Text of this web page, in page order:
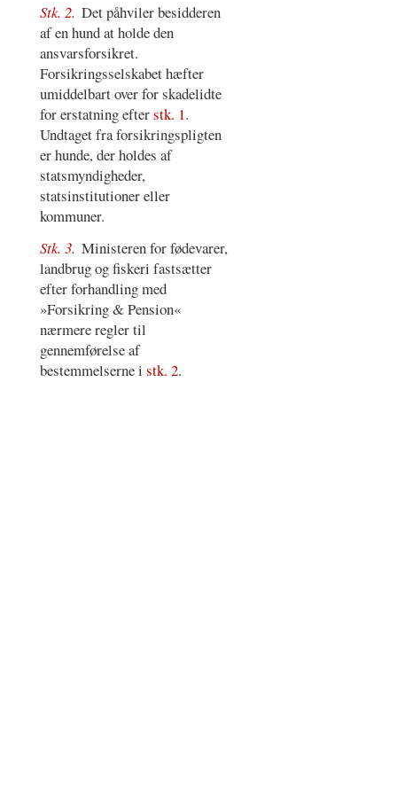
Stk. 2. Det påhviler besidderen
af en hund at holde den
ansvarsforsikret.
Forsikringsselskabet hæfter
umiddelbart over for skadelidte
for erstatning efterstk. 1.
Undtaget fra forsikringspligten
er hunde, der holdes af
statsmyndigheder,
statsinstitutioner eller
kommuner.
Stk. 3. Ministeren for fødevarer,
landbrug og fiskeri fastsætter
efter forhandling med
»Forsikring & Pension«
nærmere regler til
gennemførelse af
bestemmelserne i stk. 2.